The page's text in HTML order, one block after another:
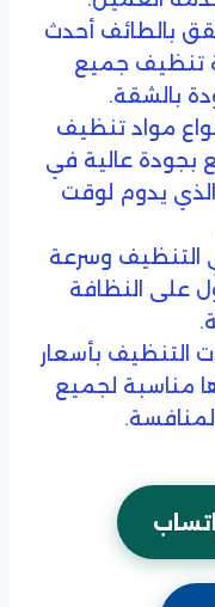
بالطائف أحدث
تنظيف جميع
بالشقة.
مواد تنظيف
بجودة عالية في
الذي يدوم لوقت
التنظيف وسرعة
على النظافة
التنظيف بأسعار
مناسبة لجميع